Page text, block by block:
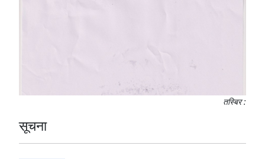
तस्बिर :
सूचना